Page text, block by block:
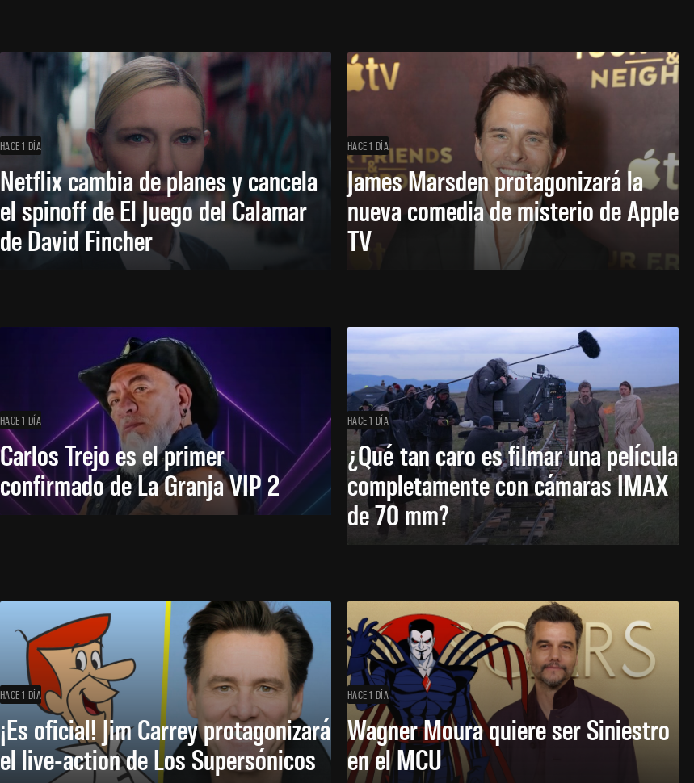
HACE 1 DÍA
Netflix cambia de planes y cancela
el spinoff de El Juego del Calamar
de David Fincher
HACE 1 DÍA
James Marsden protagonizará la
nueva comedia de misterio de Apple
TV
HACE 1 DÍA
Carlos Trejo es el primer
confirmado de La Granja VIP 2
HACE 1 DÍA
¿Qué tan caro es filmar una película
completamente con cámaras IMAX
de 70 mm?
HACE 1 DÍA
¡Es oficial! Jim Carrey protagonizará
el live-action de Los Supersónicos
HACE 1 DÍA
Wagner Moura quiere ser Siniestro
en el MCU